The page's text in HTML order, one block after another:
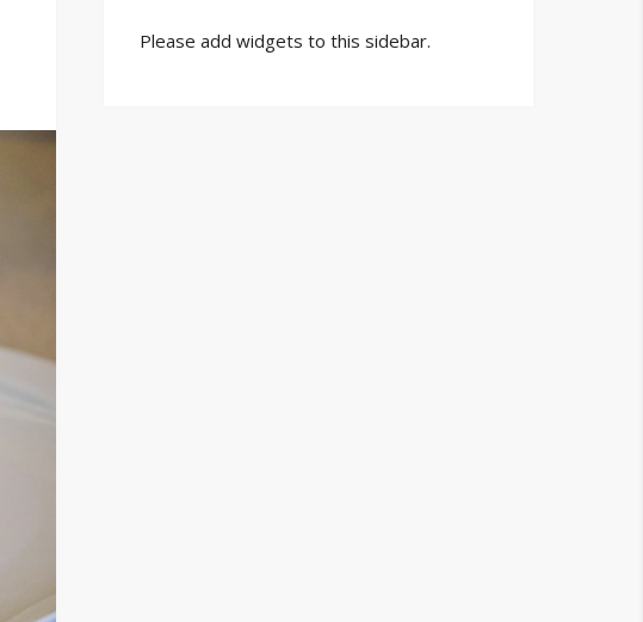
Please add widgets to this sidebar.